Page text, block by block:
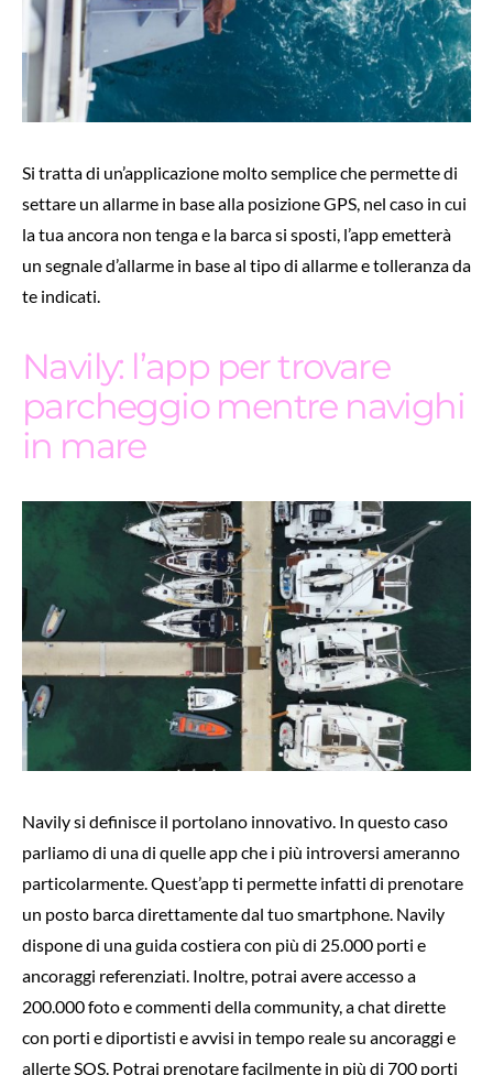
Si tratta di un’applicazione molto semplice che permette di
settare un allarme in base alla posizione GPS, nel caso in cui
la tua ancora non tenga e la barca si sposti, l’app emetterà
un segnale d’allarme in base al tipo di allarme e tolleranza da
te indicati.
Navily: l’app per trovare
parcheggio mentre navighi
in mare
Navily si definisce il portolano innovativo. In questo caso
parliamo di una di quelle app che i più introversi ameranno
particolarmente. Quest’app ti permette infatti di prenotare
un posto barca direttamente dal tuo smartphone. Navily
dispone di una guida costiera con più di 25.000 porti e
ancoraggi referenziati. Inoltre, potrai avere accesso a
200.000 foto e commenti della community, a chat dirette
con porti e diportisti e avvisi in tempo reale su ancoraggi e
allerte SOS. Potrai prenotare facilmente in più di 700 porti